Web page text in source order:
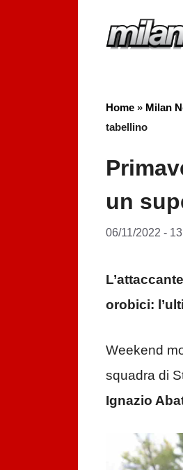
Home » Milan
tabellino
un
06/11/2022 -
orobici:
Weekend
squadra di
Ignazio